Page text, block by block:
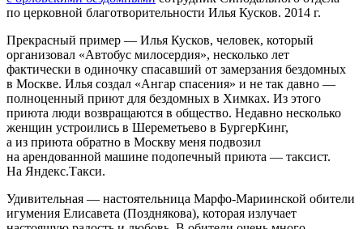
по церковной благотворительности Илья Кусков. 2014 г.
Прекрасный пример — Илья Кусков, человек, который
организовал «Автобус милосердия», несколько лет
фактически в одиночку спасавший от замерзания бездомных
в Москве. Илья создал «Ангар спасения» и не так давно —
полноценный приют для бездомных в Химках. Из этого
приюта люди возвращаются в общество. Недавно несколько
женщин устроились в Шереметьево в БургерКинг,
а из приюта обратно в Москву меня подвозил
на арендованной машине подопечный приюта — таксист.
На Яндекс.Такси.
Удивительная — настоятельница Марфо-Мариинской обители
игумения Елисавета (Позднякова), которая излучает